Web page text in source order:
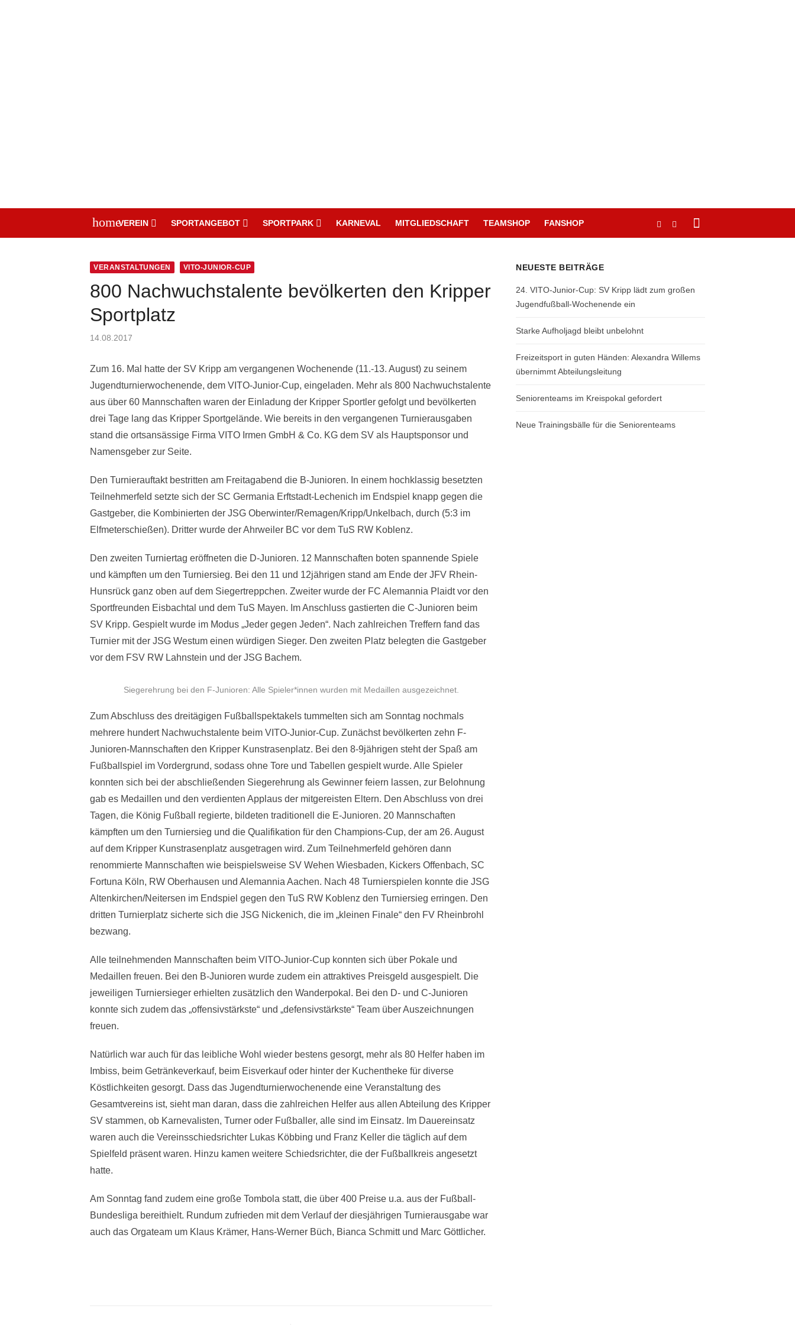
homeVEREIN SPORTANGEBOT SPORTPARK KARNEVAL MITGLIEDSCHAFT TEAMSHOP FANSHOP
VERANSTALTUNGEN VITO-JUNIOR-CUP
800 Nachwuchstalente bevölkerten den Kripper
Sportplatz
Posted
14.08.2017
Zum 16. Mal hatte der SV Kripp am vergangenen Wochenende (11.-13. August) zu seinem
Jugendturnierwochenende, dem VITO-Junior-Cup, eingeladen. Mehr als 800 Nachwuchstalente
aus über 60 Mannschaften waren der Einladung der Kripper Sportler gefolgt und bevölkerten
drei Tage lang das Kripper Sportgelände. Wie bereits in den vergangenen Turnierausgaben
stand die ortsansässige Firma VITO Irmen GmbH & Co. KG dem SV als Hauptsponsor und
Namensgeber zur Seite.
Den Turnierauftakt bestritten am Freitagabend die B-Junioren. In einem hochklassig besetzten
Teilnehmerfeld setzte sich der SC Germania Erftstadt-Lechenich im Endspiel knapp gegen die
Gastgeber, die Kombinierten der JSG Oberwinter/Remagen/Kripp/Unkelbach, durch (5:3 im
Elfmeterschießen). Dritter wurde der Ahrweiler BC vor dem TuS RW Koblenz.
Den zweiten Turniertag eröffneten die D-Junioren. 12 Mannschaften boten spannende Spiele
und kämpften um den Turniersieg. Bei den 11 und 12jährigen stand am Ende der JFV Rhein-
Hunsrück ganz oben auf dem Siegertreppchen. Zweiter wurde der FC Alemannia Plaidt vor den
Sportfreunden Eisbachtal und dem TuS Mayen. Im Anschluss gastierten die C-Junioren beim
SV Kripp. Gespielt wurde im Modus „Jeder gegen Jeden“. Nach zahlreichen Treffern fand das
Turnier mit der JSG Westum einen würdigen Sieger. Den zweiten Platz belegten die Gastgeber
vor dem FSV RW Lahnstein und der JSG Bachem.
Siegerehrung bei den F-Junioren: Alle Spieler*innen wurden mit Medaillen ausgezeichnet.
Zum Abschluss des dreitägigen Fußballspektakels tummelten sich am Sonntag nochmals
mehrere hundert Nachwuchstalente beim VITO-Junior-Cup. Zunächst bevölkerten zehn F-
Junioren-Mannschaften den Kripper Kunstrasenplatz. Bei den 8-9jährigen steht der Spaß am
Fußballspiel im Vordergrund, sodass ohne Tore und Tabellen gespielt wurde. Alle Spieler
konnten sich bei der abschließenden Siegerehrung als Gewinner feiern lassen, zur Belohnung
gab es Medaillen und den verdienten Applaus der mitgereisten Eltern. Den Abschluss von drei
Tagen, die König Fußball regierte, bildeten traditionell die E-Junioren. 20 Mannschaften
kämpften um den Turniersieg und die Qualifikation für den Champions-Cup, der am 26. August
auf dem Kripper Kunstrasenplatz ausgetragen wird. Zum Teilnehmerfeld gehören dann
renommierte Mannschaften wie beispielsweise SV Wehen Wiesbaden, Kickers Offenbach, SC
Fortuna Köln, RW Oberhausen und Alemannia Aachen. Nach 48 Turnierspielen konnte die JSG
Altenkirchen/Neitersen im Endspiel gegen den TuS RW Koblenz den Turniersieg erringen. Den
dritten Turnierplatz sicherte sich die JSG Nickenich, die im „kleinen Finale“ den FV Rheinbrohl
bezwang.
Alle teilnehmenden Mannschaften beim VITO-Junior-Cup konnten sich über Pokale und
Medaillen freuen. Bei den B-Junioren wurde zudem ein attraktives Preisgeld ausgespielt. Die
jeweiligen Turniersieger erhielten zusätzlich den Wanderpokal. Bei den D- und C-Junioren
konnte sich zudem das „offensivstärkste“ und „defensivstärkste“ Team über Auszeichnungen
freuen.
Natürlich war auch für das leibliche Wohl wieder bestens gesorgt, mehr als 80 Helfer haben im
Imbiss, beim Getränkeverkauf, beim Eisverkauf oder hinter der Kuchentheke für diverse
Köstlichkeiten gesorgt. Dass das Jugendturnierwochenende eine Veranstaltung des
Gesamtvereins ist, sieht man daran, dass die zahlreichen Helfer aus allen Abteilung des Kripper
SV stammen, ob Karnevalisten, Turner oder Fußballer, alle sind im Einsatz. Im Dauereinsatz
waren auch die Vereinsschiedsrichter Lukas Köbbing und Franz Keller die täglich auf dem
Spielfeld präsent waren. Hinzu kamen weitere Schiedsrichter, die der Fußballkreis angesetzt
hatte.
Am Sonntag fand zudem eine große Tombola statt, die über 400 Preise u.a. aus der Fußball-
Bundesliga bereithielt. Rundum zufrieden mit dem Verlauf der diesjährigen Turnierausgabe war
auch das Orgateam um Klaus Krämer, Hans-Werner Büch, Bianca Schmitt und Marc Göttlicher.
NEUESTE BEITRÄGE
24. VITO-Junior-Cup: SV Kripp lädt zum großen
Jugendfußball-Wochenende ein
Starke Aufholjagd bleibt unbelohnt
Freizeitsport in guten Händen: Alexandra Willems
übernimmt Abteilungsleitung
Seniorenteams im Kreispokal gefordert
Neue Trainingsbälle für die Seniorenteams